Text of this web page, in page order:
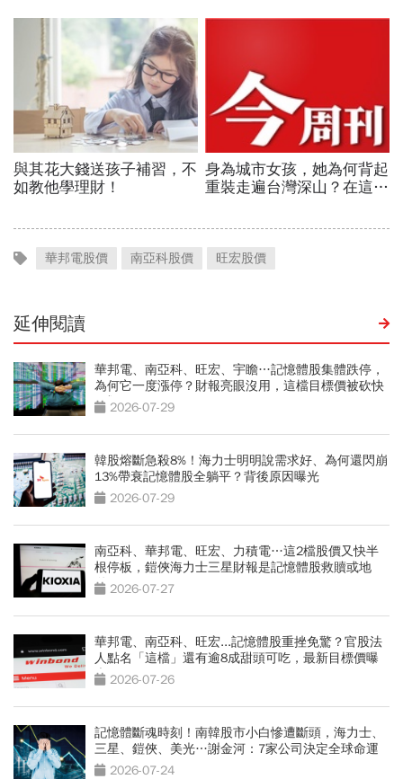
華邦電股價 南亞科股價 旺宏股價
延伸閱讀
華邦電、南亞科、旺宏、宇瞻…記憶體股集體跌停，
為何它一度漲停？財報亮眼沒用，這檔目標價被砍快
3成2026-07-29
韓股熔斷急殺8%！海力士明明說需求好、為何還閃崩
13%帶衰記憶體股全躺平？背後原因曝光
2026-07-29
南亞科、華邦電、旺宏、力積電…這2檔股價又快半
根停板，鎧俠海力士三星財報是記憶體股救贖或地
獄？2026-07-27
華邦電、南亞科、旺宏...記憶體股重挫免驚？官股法
人點名「這檔」還有逾8成甜頭可吃，最新目標價曝
光 2026-07-26
記憶體斷魂時刻！南韓股市小白慘遭斷頭，海力士、
三星、鎧俠、美光…謝金河：7家公司決定全球命運
2026-07-24